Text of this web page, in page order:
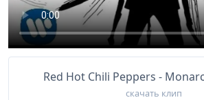
Red Hot Chili Peppers -
скачать клип